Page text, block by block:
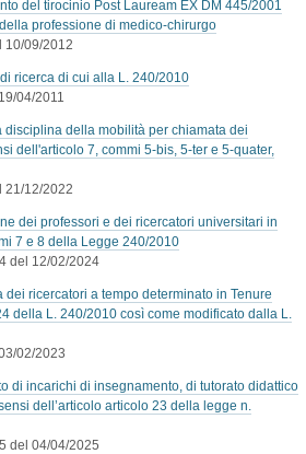
del tirocinio Post Lauream EX DM 445/2001
professione di medico-chirurgo
10/09/2012
ricerca di cui alla L. 240/2010
04/2011
disciplina della mobilità per chiamata dei
dell'articolo 7, commi 5-bis, 5-ter e 5-quater,
21/12/2022
dei professori e dei ricercatori universitari in
7 e 8 della Legge 240/2010
del 12/02/2024
ricercatori a tempo determinato in Tenure
della L. 240/2010 così come modificato dalla L.
02/2023
di incarichi di insegnamento, di tutorato didattico
dell’articolo articolo 23 della legge n.
del 04/04/2025